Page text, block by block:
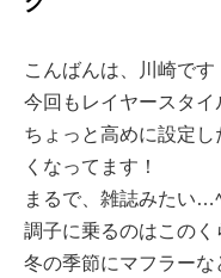
こんばんは、川崎です
今回もレイヤースタイ
ちょっと高めに設定
くなってます！
まるで、雑誌みたい…
調子に乗るのはこのく
冬の季節にマフラー